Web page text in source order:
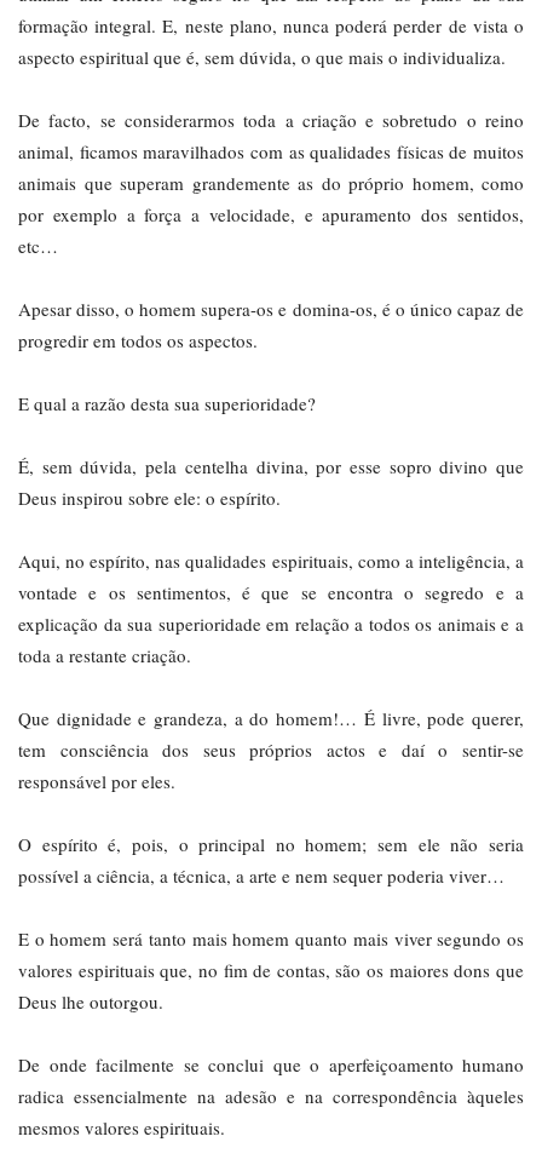
formação integral. E, neste plano, nunca poderá perder de vista o
aspecto espiritual que é, sem dúvida, o que mais o individualiza.
De facto, se considerarmos toda a criação e sobretudo o reino
animal, ficamos maravilhados com as qualidades físicas de muitos
animais que superam grandemente as do próprio homem, como
por exemplo a força a velocidade, e apuramento dos sentidos,
etc…
Apesar disso, o homem supera-os e domina-os, é o único capaz de
progredir em todos os aspectos.
E qual a razão desta sua superioridade?
É, sem dúvida, pela centelha divina, por esse sopro divino que
Deus inspirou sobre ele: o espírito.
Aqui, no espírito, nas qualidades espirituais, como a inteligência, a
vontade e os sentimentos, é que se encontra o segredo e a
explicação da sua superioridade em relação a todos os animais e a
toda a restante criação.
Que dignidade e grandeza, a do homem!… É livre, pode querer,
tem consciência dos seus próprios actos e daí o sentir-se
responsável por eles.
O espírito é, pois, o principal no homem; sem ele não seria
possível a ciência, a técnica, a arte e nem sequer poderia viver…
E o homem será tanto mais homem quanto mais viver segundo os
valores espirituais que, no fim de contas, são os maiores dons que
Deus lhe outorgou.
De onde facilmente se conclui que o aperfeiçoamento humano
radica essencialmente na adesão e na correspondência àqueles
mesmos valores espirituais.